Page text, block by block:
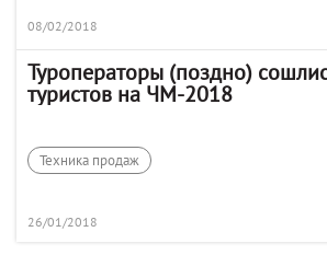
08/02/2018
Туроператоры (поздно)
туристов на ЧМ-2018
Техника продаж
26/01/2018